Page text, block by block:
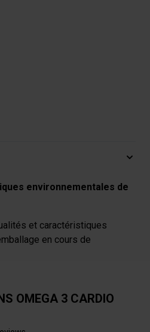
environnementales de
et caractéristiques
en cours de
OMEGA 3 CARDIO